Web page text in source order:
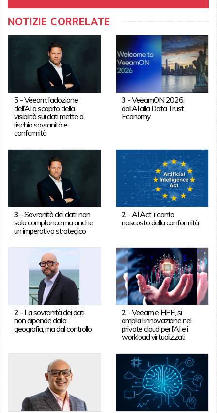
NOTIZIE CORRELATE
5-Veeam: l’adozione
dell’AI a scapito della
visibilità sui dati mette a
rischio sovranità e
conformità
3 -VeeamON 2026,
dall’AI alla Data Trust
Economy
3 -Sovranità dei dati: non
solo compliance ma anche
un imperativo strategico
2 -AI Act, il conto
nascosto della conformità
2- La sovranità dei dati
non dipende dalla
geografia, ma dal controllo
2 -Veeam e HPE, si
amplia l’innovazione nel
private cloud per l’AI e i
workload virtualizzati